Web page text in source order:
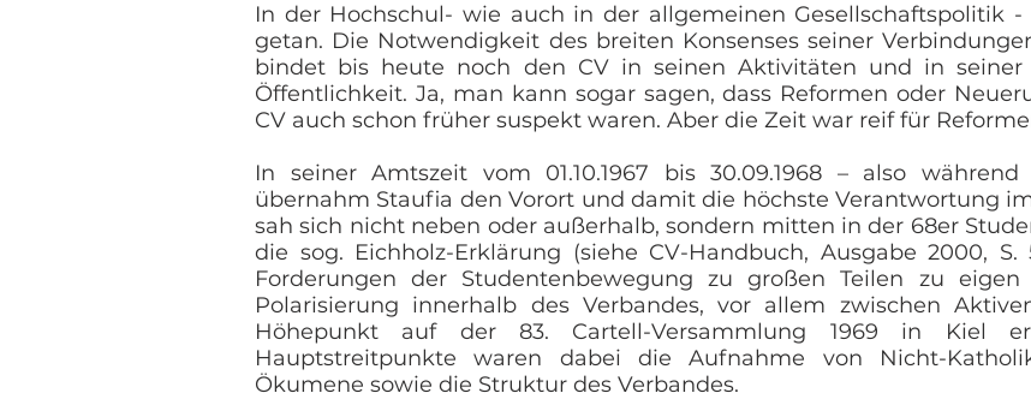
In der Hochschul- wie auch in der allgemeinen Gesellschaftspolitik
getan. Die Notwendigkeit des breiten Konsenses seiner
bindet bis heute noch den CV in seinen Aktivitäten und in seiner
Öffentlichkeit. Ja, man kann sogar sagen, dass Reformen oder
CV auch schon früher suspekt waren. Aber die Zeit war reif für
In seiner Amtszeit vom 01.10.1967 bis 30.09.1968 – also
übernahm Staufia den Vorort und damit die höchste Verantwortung
sah sich nicht neben oder außerhalb, sondern mitten in der 68er
die sog. Eichholz-Erklärung (siehe CV-Handbuch, Ausgabe 2000,
Forderungen der Studentenbewegung zu großen Teilen zu
Polarisierung innerhalb des Verbandes, vor allem zwischen
Höhepunkt auf der 83. Cartell-Versammlung 1969 in Kiel
Hauptstreitpunkte waren dabei die Aufnahme von Nicht-
Ökumene sowie die Struktur des Verbandes.